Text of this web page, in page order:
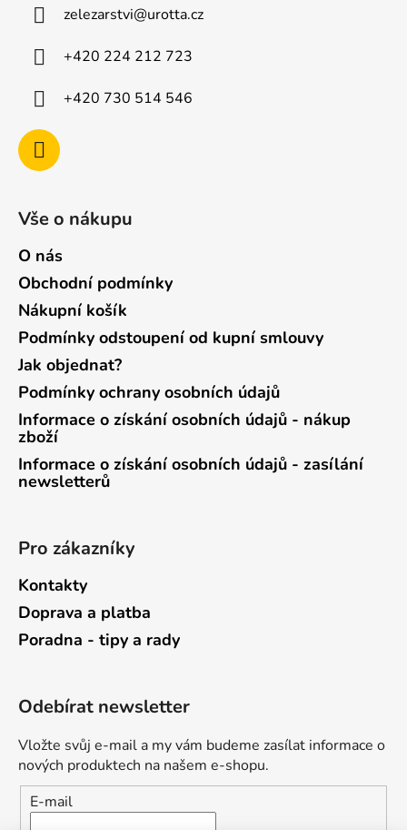
zelezarstvi@urotta.cz
+420 224 212 723
+420 730 514 546
Vše o nákupu
O nás
Obchodní podmínky
Nákupní košík
Podmínky odstoupení od kupní smlouvy
Jak objednat?
Podmínky ochrany osobních údajů
Informace o získání osobních údajů - nákup
zboží
Informace o získání osobních údajů - zasílání
newsletterů
Pro zákazníky
Kontakty
Doprava a platba
Poradna - tipy a rady
Odebírat newsletter
Vložte svůj e-mail a my vám budeme zasílat informace o
nových produktech na našem e-shopu.
E-mail